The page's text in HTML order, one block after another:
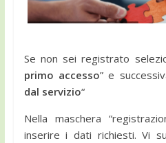
Se non sei registrato
primo accesso” e
dal servizio“
Nella maschera
inserire i dati richiesti. Vi